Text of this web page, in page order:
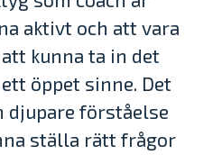
aktivt och att vara
kunna ta in det
öppet sinne. Det
djupare förståelse
ställa rätt frågor